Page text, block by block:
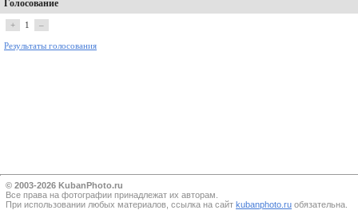
Голосование
+ 1 –
Результаты голосования
© 2003-2026 KubanPhoto.ru
Все прaва на фотографии принадлежат их авторам.
При использовании любых материалов, ссылка на сайт kubanphoto.ru обязательна.